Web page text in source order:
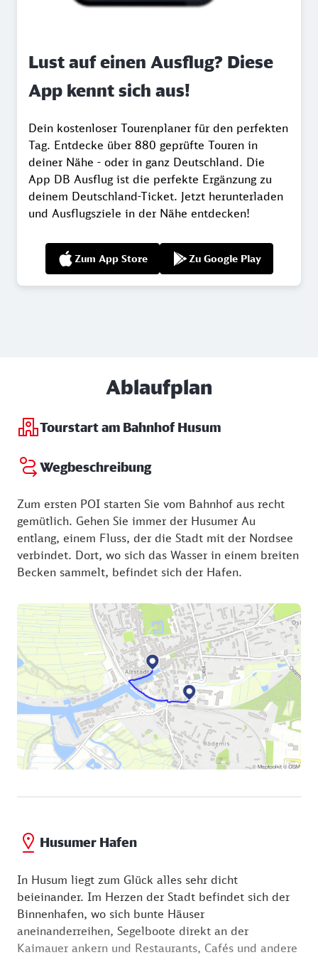
Lust auf einen Ausflug? Diese
App kennt sich aus!
Dein kostenloser Tourenplaner für den perfekten
Tag. Entdecke über 880 geprüfte Touren in
deiner Nähe - oder in ganz Deutschland. Die
App DB Ausflug ist die perfekte Ergänzung zu
deinem Deutschland-Ticket. Jetzt herunterladen
und Ausflugsziele in der Nähe entdecken!
Zum App Store Zu Google Play
Ablaufplan
Tourstart am Bahnhof Husum
Wegbeschreibung
Zum ersten POI starten Sie vom Bahnhof aus recht
gemütlich. Gehen Sie immer der Husumer Au
entlang, einem Fluss, der die Stadt mit der Nordsee
verbindet. Dort, wo sich das Wasser in einem breiten
Becken sammelt, befindet sich der Hafen.
Husumer Hafen
In Husum liegt zum Glück alles sehr dicht
beieinander. Im Herzen der Stadt befindet sich der
Binnenhafen, wo sich bunte Häuser
aneinanderreihen, Segelboote direkt an der
Kaimauer ankern und Restaurants, Cafés und andere